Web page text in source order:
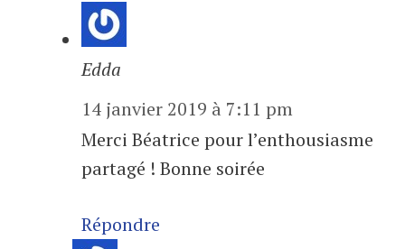
Edda
14 janvier 2019 à 7:11 pm
Merci Béatrice pour l’enthousiasme
partagé ! Bonne soirée
Répondre